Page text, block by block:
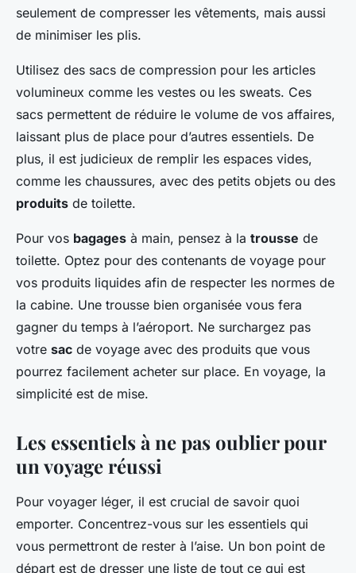
seulement de compresser les vêtements, mais aussi
de minimiser les plis.
Utilisez des sacs de compression pour les articles
volumineux comme les vestes ou les sweats. Ces
sacs permettent de réduire le volume de vos affaires,
laissant plus de place pour d’autres essentiels. De
plus, il est judicieux de remplir les espaces vides,
comme les chaussures, avec des petits objets ou des
produits de toilette.
Pour vos bagages à main, pensez à la trousse de
toilette. Optez pour des contenants de voyage pour
vos produits liquides afin de respecter les normes de
la cabine. Une trousse bien organisée vous fera
gagner du temps à l’aéroport. Ne surchargez pas
votre sac de voyage avec des produits que vous
pourrez facilement acheter sur place. En voyage, la
simplicité est de mise.
Les essentiels à ne pas oublier pour
un voyage réussi
Pour voyager léger, il est crucial de savoir quoi
emporter. Concentrez-vous sur les essentiels qui
vous permettront de rester à l’aise. Un bon point de
départ est de dresser une liste de tout ce qui est